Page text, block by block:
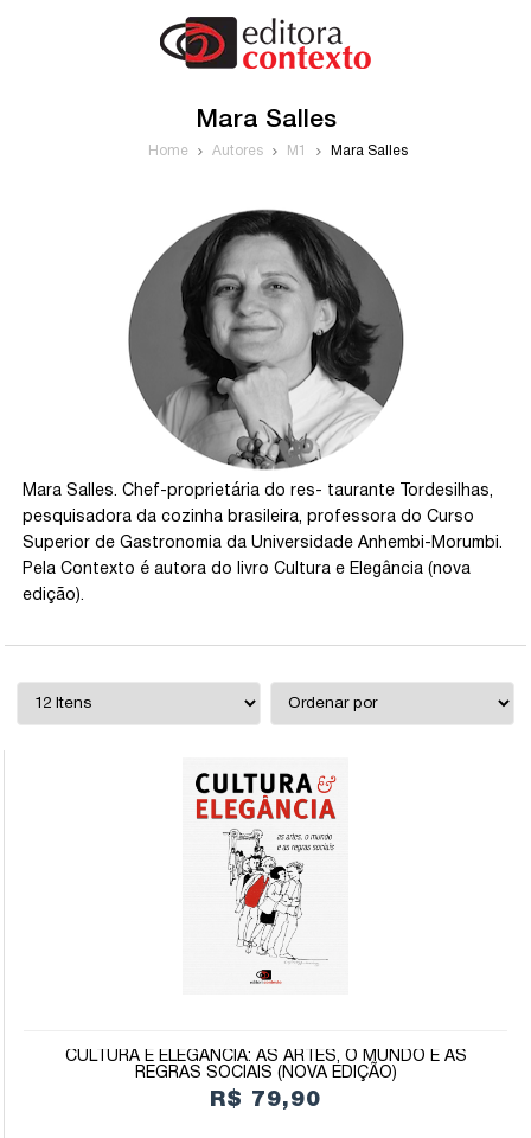
Mara Salles
Home Autores M1 Mara Salles
Mara Salles. Chef-proprietária do res- taurante Tordesilhas,
pesquisadora da cozinha brasileira, professora do Curso
Superior de Gastronomia da Universidade Anhembi-Morumbi.
Pela Contexto é autora do livro Cultura e Elegância (nova
edição).
CULTURA E ELEGÂNCIA: AS ARTES, O MUNDO E AS
REGRAS SOCIAIS (NOVA EDIÇÃO)
R$ 79,90